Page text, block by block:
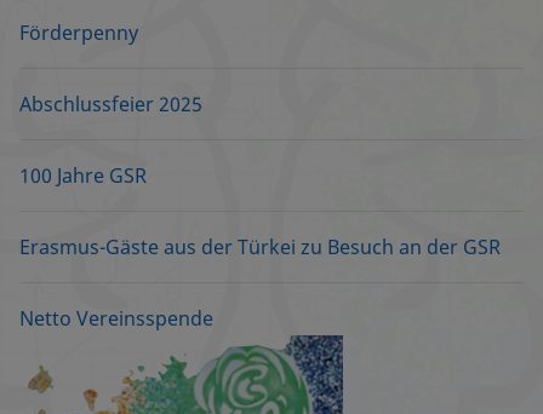
Förderpenny
Abschlussfeier 2025
100 Jahre GSR
Erasmus-Gäste aus der Türkei zu Besuch an der GSR
Netto Vereinsspende